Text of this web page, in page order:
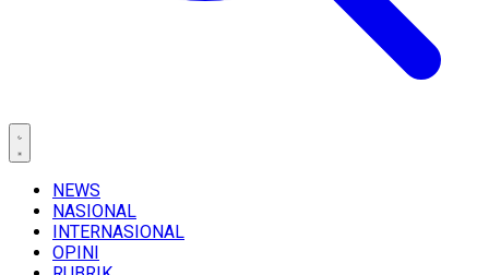
NEWS
NASIONAL
INTERNASIONAL
OPINI